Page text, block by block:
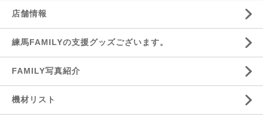
店舗情報
練馬FAMILYの支援グッズございます。
FAMILY写真紹介
機材リスト